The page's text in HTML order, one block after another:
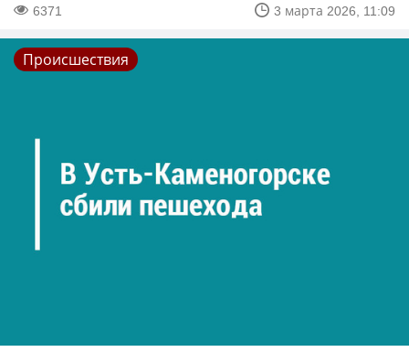
6371 3 марта 2026, 11:09
Происшествия